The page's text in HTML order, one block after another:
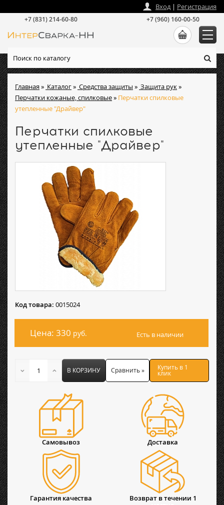
Главная» Каталог» Средства защиты » Защита рук»
Перчатки кожаные, спилковые» Перчатки спилковые
утепленные "Драйвер"
Перчатки спилковые
утепленные "Драйвер"
Код товара: 0015024
Цена: 330 руб. Есть в наличии
В КОРЗИНУ Сравнить » Купить в 1
клик
Самовывоз Доставка
Гарантия качества
Возврат в течении 1
Вход| Регистрация
+7 (831) 214-60-80 +7 (960) 160-00-50